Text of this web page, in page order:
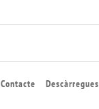
Contacte Descàrregues